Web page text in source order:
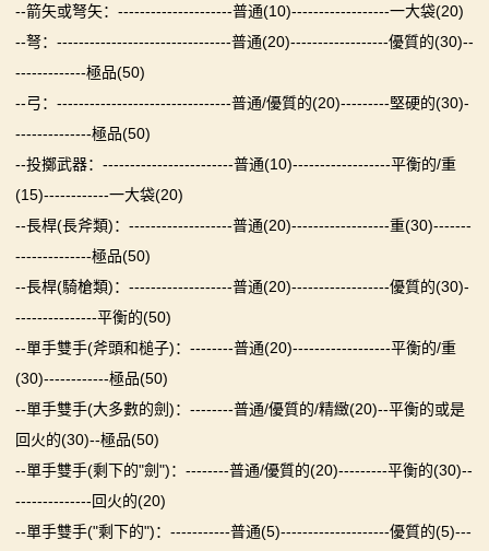
--箭矢或弩矢：---------------------普通(10)------------------一大袋(20)
--弩：--------------------------------普通(20)------------------優質的(30)--
-------------極品(50)
--弓：--------------------------------普通/優質的(20)---------堅硬的(30)-
--------------極品(50)
--投擲武器：------------------------普通(10)------------------平衡的/重
(15)------------一大袋(20)
--長桿(長斧類)：-------------------普通(20)------------------重(30)-------
--------------極品(50)
--長桿(騎槍類)：-------------------普通(20)------------------優質的(30)-
---------------平衡的(50)
--單手雙手(斧頭和槌子)：--------普通(20)------------------平衡的/重
(30)------------極品(50)
--單手雙手(大多數的劍)：--------普通/優質的/精緻(20)--平衡的或是
回火的(30)--極品(50)
--單手雙手(剩下的"劍")：--------普通/優質的(20)---------平衡的(30)--
--------------回火的(20)
--單手雙手("剩下的")：-----------普通(5)--------------------優質的(5)---